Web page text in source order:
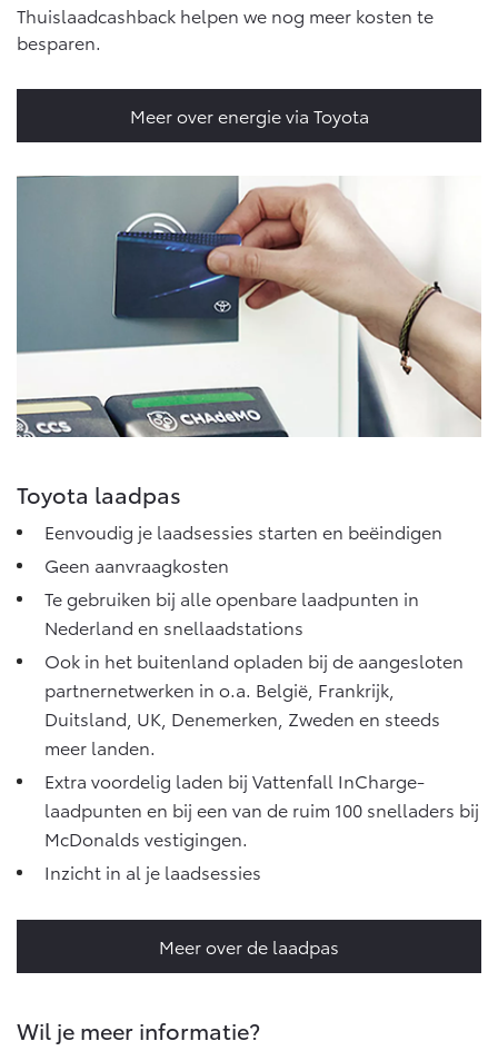
Thuislaadcashback helpen we nog meer kosten te
besparen.
Meer over energie via Toyota
Toyota laadpas
Eenvoudig je laadsessies starten en beëindigen
Geen aanvraagkosten
Te gebruiken bij alle openbare laadpunten in
Nederland en snellaadstations
Ook in het buitenland opladen bij de aangesloten
partnernetwerken in o.a. België, Frankrijk,
Duitsland, UK, Denemerken, Zweden en steeds
meer landen.
Extra voordelig laden bij Vattenfall InCharge-
laadpunten en bij een van de ruim 100 snelladers bij
McDonalds vestigingen.
Inzicht in al je laadsessies
Meer over de laadpas
Wil je meer informatie?